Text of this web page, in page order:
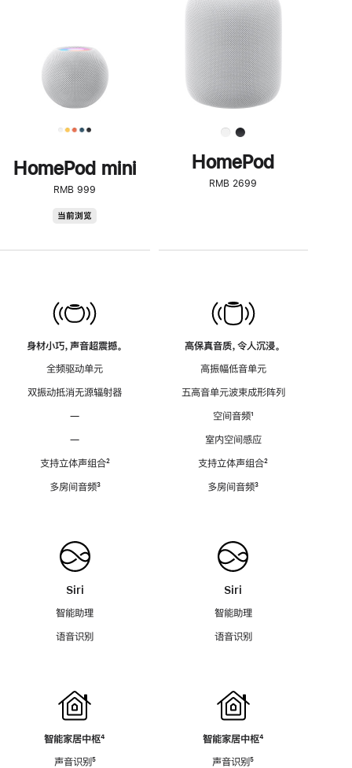
HomePod mini
RMB 999
当前浏览
身材小巧，声音超震撼。
全频驱动单元
双振动抵消无源辐射器
—
—
支持立体声组合脚
²
多房间音频脚
³
Siri
智能助理
语音识别
智能家居中枢脚
⁴
声音识别脚
⁵
了
解
HomePod<
HomePod
RMB 2699
高保真音质，令人沉浸。
高振幅低音单元
五高音单元波束成形阵列
空间音频脚
¹
室内空间感应
支持立体声组合脚
²
多房间音频脚
³
Siri
智能助理
语音识别
智能家居中枢脚
⁴
声音识别脚
⁵